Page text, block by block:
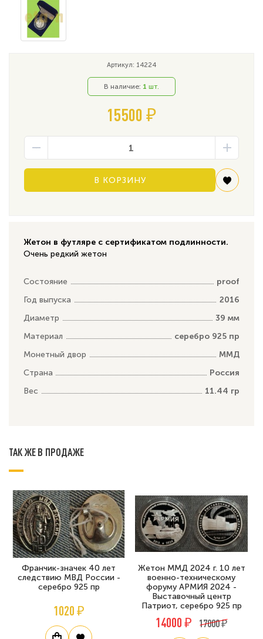
Артикул: 14224
В наличие: 1 шт.
15500 ₽
В КОРЗИНУ
Жетон в футляре с сертификатом подлинности.
Очень редкий жетон
Состояние
proof
Год выпуска
2016
Диаметр
39 мм
Материал
серебро 925 пр
Монетный двор
ММД
Страна
Россия
Вес
11.44 гр
ТАК ЖЕ В ПРОДАЖЕ
Франчик-значек 40 лет
следствию МВД России -
серебро 925 пр
1020 ₽
Жетон ММД 2024 г. 10 лет
военно-техническому
форуму АРМИЯ 2024 -
Выставочный центр
Патриот, серебро 925 пр
14000 ₽ 17000 ₽